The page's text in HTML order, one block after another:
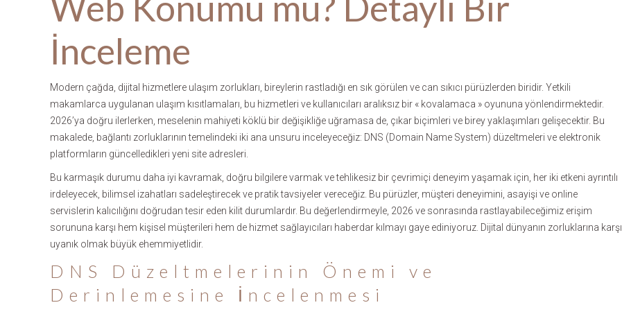
İnceleme
Modern çağda, dijital hizmetlere ulaşım zorlukları, bireylerin rastladığı en sık görülen ve can sıkıcı pürüzlerden biridir. Yetkili
makamlarca uygulanan ulaşım kısıtlamaları, bu hizmetleri ve kullanıcıları aralıksız bir « kovalamaca » oyununa yönlendirmektedir.
2026’ya doğru ilerlerken, meselenin mahiyeti köklü bir değişikliğe uğramasa de, çıkar biçimleri ve birey yaklaşımları gelişecektir. Bu
makalede, bağlantı zorluklarının temelindeki iki ana unsuru inceleyeceğiz: DNS (Domain Name System) düzeltmeleri ve elektronik
platformların güncelledikleri yeni site adresleri.
Bu karmaşık durumu daha iyi kavramak, doğru bilgilere varmak ve tehlikesiz bir çevrimiçi deneyim yaşamak için, her iki etkeni ayrıntılı
irdeleyecek, bilimsel izahatları sadeleştirecek ve pratik tavsiyeler vereceğiz. Bu pürüzler, müşteri deneyimini, asayişi ve online
servislerin kalıcılığını doğrudan tesir eden kilit durumlardır. Bu değerlendirmeyle, 2026 ve sonrasında rastlayabileceğimiz erişim
sorununa karşı hem kişisel müşterileri hem de hizmet sağlayıcıları haberdar kılmayı gaye ediniyoruz. Dijital dünyanın zorluklarına karşı
uyanık olmak büyük ehemmiyetlidir.
DNS Düzeltmelerinin Önemi ve
Derinlemesine İncelenmesi